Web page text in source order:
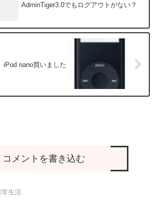
AdminTiger3.0でもログアウトがない？
iPod nano買いました
コメントを書き込む
常生活